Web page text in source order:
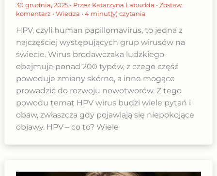
30 grudnia, 2025 • Przez Katarzyna Labudda • Zostaw
komentarz • Wiedza • 4 minut(y) czytania
HPV, czyli human papillomavirus, to jedna z
najczęściej występujących grup wirusów na
świecie. Wirus brodawczaka ludzkiego
obejmuje ponad 200 typów, z czego część
powoduje zmiany skórne, a inne mogące
prowadzić do rozwoju nowotworów. Z tego
powodu temat HPV wirus budzi wiele pytań i
obaw, zwłaszcza gdy pojawiają się niepokojące
objawy. HPV – co to? Wiele